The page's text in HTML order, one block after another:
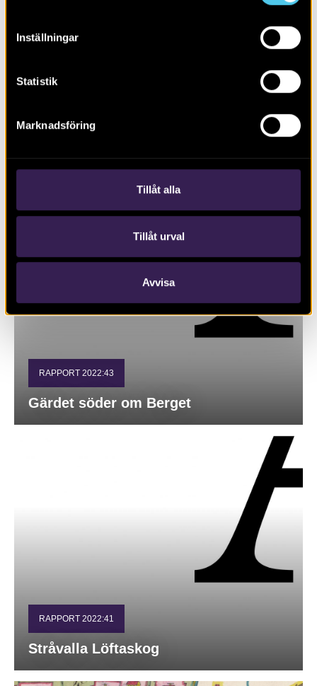
Inställningar
Statistik
Marknadsföring
Tillåt alla
Tillåt urval
Avvisa
RAPPORT 2022:72
Nya fornlämningar
RAPPORT 2022:43
Gärdet söder om Berget
RAPPORT 2022:41
Stråvalla Löftaskog